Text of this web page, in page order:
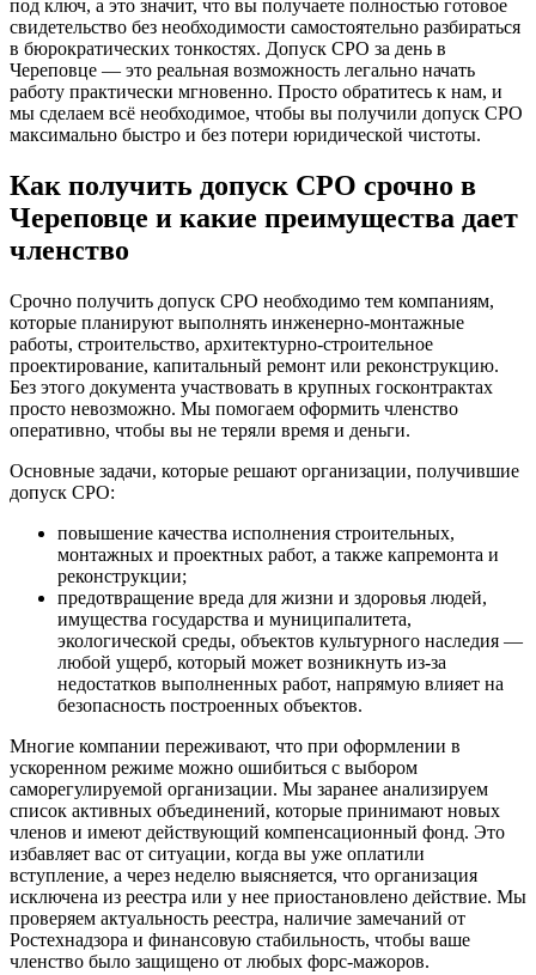
под ключ, а это значит, что вы получаете полностью готовое
свидетельство без необходимости самостоятельно разбираться
в бюрократических тонкостях. Допуск СРО за день в
Череповце — это реальная возможность легально начать
работу практически мгновенно. Просто обратитесь к нам, и
мы сделаем всё необходимое, чтобы вы получили допуск СРО
максимально быстро и без потери юридической чистоты.
Как получить допуск СРО срочно в
Череповце и какие преимущества дает
членство
Срочно получить допуск СРО необходимо тем компаниям,
которые планируют выполнять инженерно-монтажные
работы, строительство, архитектурно-строительное
проектирование, капитальный ремонт или реконструкцию.
Без этого документа участвовать в крупных госконтрактах
просто невозможно. Мы помогаем оформить членство
оперативно, чтобы вы не теряли время и деньги.
Основные задачи, которые решают организации, получившие
допуск СРО:
повышение качества исполнения строительных,
монтажных и проектных работ, а также капремонта и
реконструкции;
предотвращение вреда для жизни и здоровья людей,
имущества государства и муниципалитета,
экологической среды, объектов культурного наследия —
любой ущерб, который может возникнуть из-за
недостатков выполненных работ, напрямую влияет на
безопасность построенных объектов.
Многие компании переживают, что при оформлении в
ускоренном режиме можно ошибиться с выбором
саморегулируемой организации. Мы заранее анализируем
список активных объединений, которые принимают новых
членов и имеют действующий компенсационный фонд. Это
избавляет вас от ситуации, когда вы уже оплатили
вступление, а через неделю выясняется, что организация
исключена из реестра или у нее приостановлено действие. Мы
проверяем актуальность реестра, наличие замечаний от
Ростехнадзора и финансовую стабильность, чтобы ваше
членство было защищено от любых форс-мажоров.